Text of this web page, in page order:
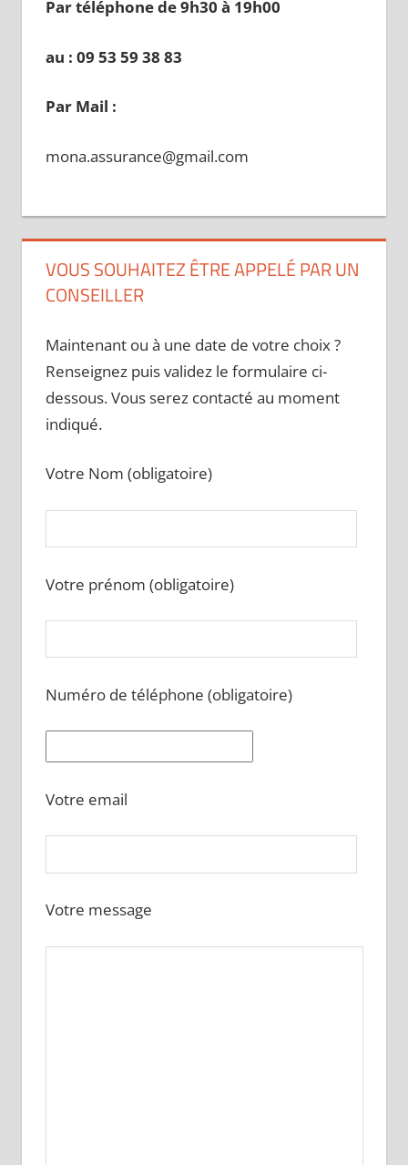
Par téléphone de 9h30 à 19h00
au : 09 53 59 38 83
Par Mail :
mona.assurance@gmail.com
VOUS SOUHAITEZ ÊTRE APPELÉ PAR UN
CONSEILLER
Maintenant ou à une date de votre choix ?
Renseignez puis validez le formulaire ci-
dessous. Vous serez contacté au moment
indiqué.
Votre Nom (obligatoire)
Votre prénom (obligatoire)
Numéro de téléphone (obligatoire)
Votre email
Votre message